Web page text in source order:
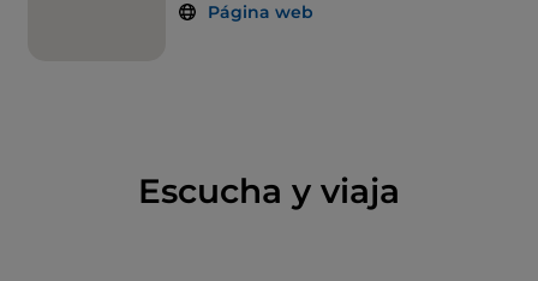
Página web
Escucha y viaja